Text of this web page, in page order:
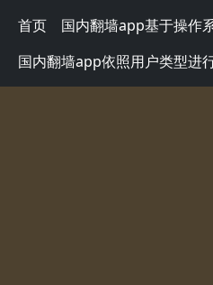
Main navigation
首页 国内翻墙app基于操作
国内翻墙app依照用户类型进